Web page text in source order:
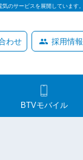
のサービスを展開しています。
わせ 採用情報
BTVモバイル